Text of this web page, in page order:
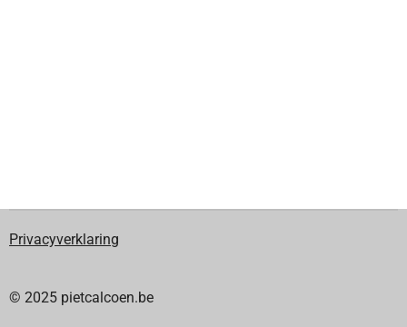
Privacyverklaring
© 2025 pietcalcoen.be